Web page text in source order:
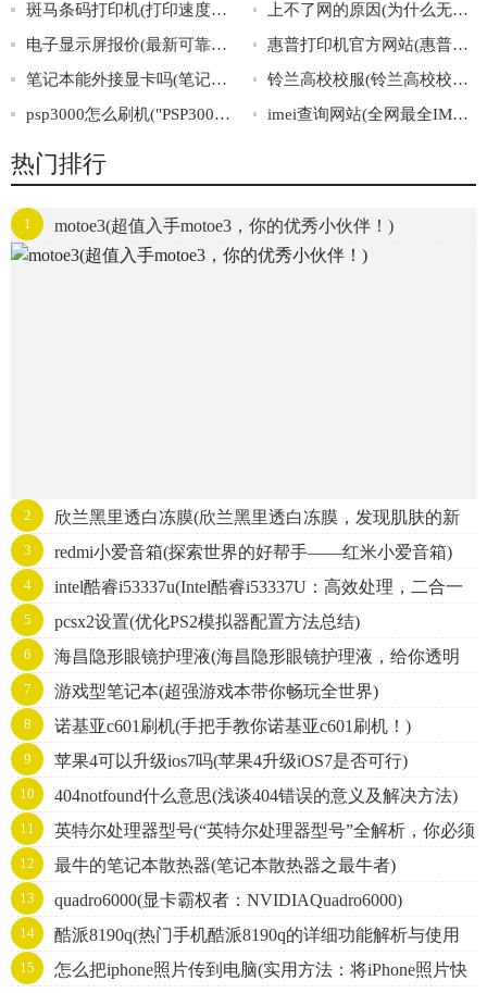
斑马条码打印机(打印速度惊人，斑马条码机来袭！)
上不了网的原因(为什么无法连接网络？排查上不了网的原因！)
电子显示屏报价(最新可靠的电子显示屏价格汇总)
惠普打印机官方网站(惠普打印机官网，官方产品销售展示、驱动下载！)
笔记本能外接显卡吗(笔记本电脑是否支持外接显卡？)
铃兰高校校服(铃兰高校校服：校园时尚的代表之一)
psp3000怎么刷机("PSP3000刷机教程详解，一篇就够！")
imei查询网站(全网最全IMEI查询网站推荐！)
热门排行
1 motoe3(超值入手motoe3，你的优秀小伙伴！)
2
欣兰黑里透白冻膜(欣兰黑里透白冻膜，发现肌肤的新
亮点)
3 redmi小爱音箱(探索世界的好帮手——红米小爱音箱)
4
intel酷睿i53337u(Intel酷睿i53337U：高效处理，二合一
笔记本首选！)
5 pcsx2设置(优化PS2模拟器配置方法总结)
6
海昌隐形眼镜护理液(海昌隐形眼镜护理液，给你透明
的双眼。)
7 游戏型笔记本(超强游戏本带你畅玩全世界)
8 诺基亚c601刷机(手把手教你诺基亚c601刷机！)
9 苹果4可以升级ios7吗(苹果4升级iOS7是否可行)
10 404notfound什么意思(浅谈404错误的意义及解决方法)
11
英特尔处理器型号(“英特尔处理器型号”全解析，你必须
知道的三大关键点！)
12 最牛的笔记本散热器(笔记本散热器之最牛者)
13 quadro6000(显卡霸权者：NVIDIAQuadro6000)
14
酷派8190q(热门手机酷派8190q的详细功能解析与使用
心得分享)
15
怎么把iphone照片传到电脑(实用方法：将iPhone照片快